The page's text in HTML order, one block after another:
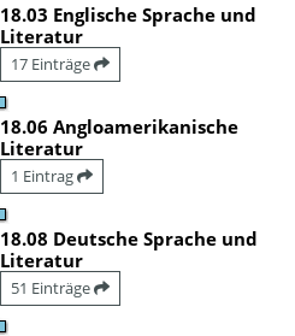
18.03 Englische Sprache und
Literatur
17 Einträge
18.06 Angloamerikanische
Literatur
1 Eintrag
18.08 Deutsche Sprache und
Literatur
51 Einträge